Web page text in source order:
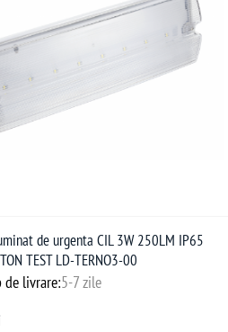
de urgenta CIL 3W 250LM IP65
TEST LD-TERNO3-00
de livrare:5-7 zile